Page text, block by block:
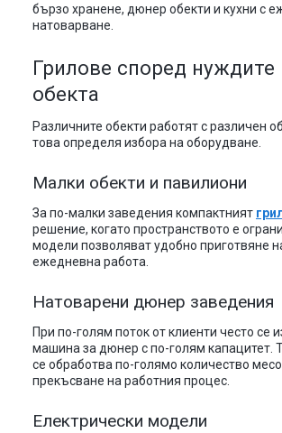
бързо хранене, дюнер обекти и кухни с
натоварване.
Грилове според нуждите
обекта
Различните обекти работят с различен
това определя избора на оборудване.
Малки обекти и павилиони
За по-малки заведения компактният
решение, когато пространството е
модели позволяват удобно приготвяне
ежедневна работа.
Натоварени дюнер заведения
При по-голям поток от клиенти често се
машина за дюнер с по-голям капацитет.
се обработва по-голямо количество
прекъсване на работния процес.
Електрически модели